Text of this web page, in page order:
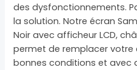
des dysfonctionnements.
la solution. Notre écran
Noir avec afficheur LCD,
permet de remplacer
bonnes conditions et avec